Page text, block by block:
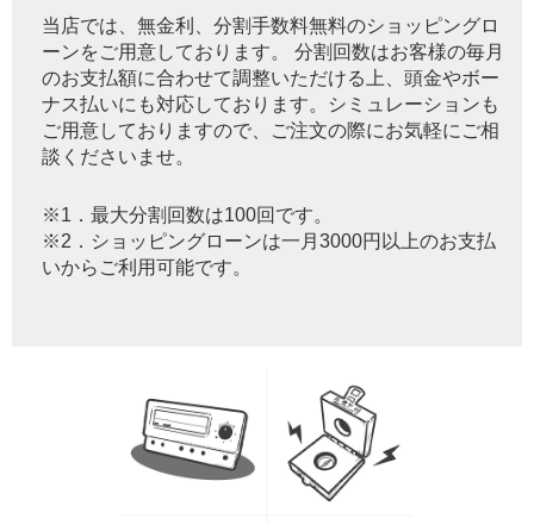
当店では、無金利、分割手数料無料のショッピングロ
ーンをご用意しております。 分割回数はお客様の毎月
のお支払額に合わせて調整いただける上、頭金やボー
ナス払いにも対応しております。シミュレーションも
ご用意しておりますので、ご注文の際にお気軽にご相
談くださいませ。
※1．最大分割回数は100回です。
※2．ショッピングローンは一月3000円以上のお支払
いからご利用可能です。